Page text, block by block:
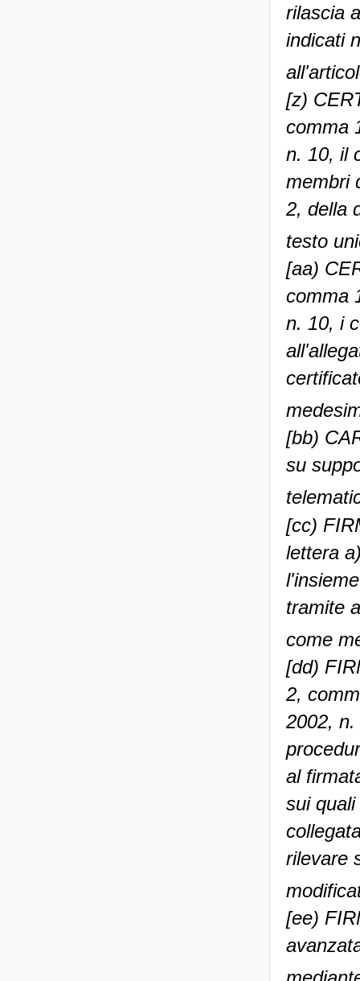
rilascia
indicati
[z)
comma
n. 10, il
membri
2, della
testo
[aa)
comma
n. 10, i
[bb)
su
[cc)
lettera
tramite
come
[dd)
2,
2002,
al
sui
rilevare
[ee)